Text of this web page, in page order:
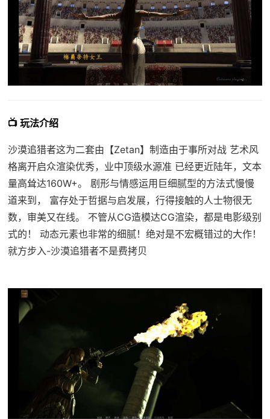
📺 玩法介绍
沙漠追猎者这为二套由【Zetan】制造由于事所对战 艺术风
格离开启众渲染优秀，业中顶级水源准 已经更近陆年，文本
量高耸达160W+。 剧形与情感运用巨细腻型的方法式慢慢
道来到， 富存处于哲据与启发展，行得接触的人士物很无
数，审美又在线。 不管从CG造模达CG渲染，都是电影级别
式的！ 动态元素也非常的细腻！绝对是不宏概错过的大作！
就方步入-沙漠追猎者不是费拷贝